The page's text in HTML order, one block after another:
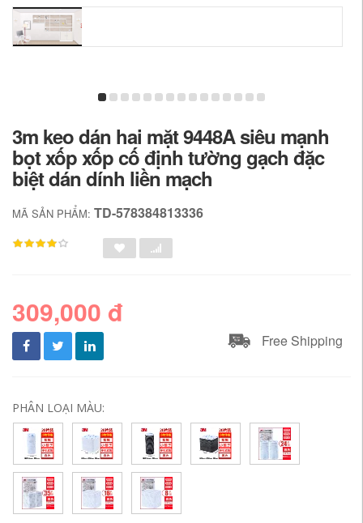
3m keo dán hai mặt 9448A siêu mạnh
bọt xốp xốp cố định tường gạch đặc
biệt dán dính liền mạch
MÃ SẢN PHẨM: TD-578384813336
309,000 đ
Free Shipping
PHÂN LOẠI MÀU: